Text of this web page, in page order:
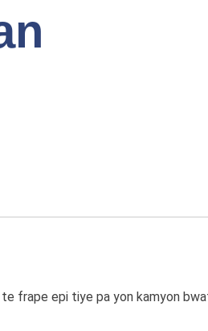
frape epi tiye pa yon kamyon